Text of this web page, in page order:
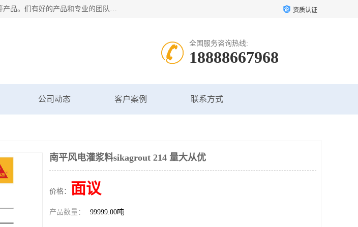
宁波博方风电科技有限公司主营：西卡灌浆料、巴斯夫灌浆料、风电灌浆料、快可美灌浆料等产品。们有好的产品和专业的团队，公司发展迅速，我们为客户提供优质的产品、良好的技术支持、健全的售后服务。 资质认证
全国服务咨询热线:
18888667968
公司动态 客户案例 联系方式
南平风电灌浆料sikagrout 214 量大从优
价格： 面议
产品数量： 99999.00吨